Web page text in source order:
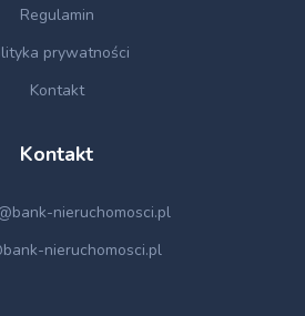
Regulamin
prywatności
Kontakt
Kontakt
nieruchomosci.pl
nieruchomosci.pl